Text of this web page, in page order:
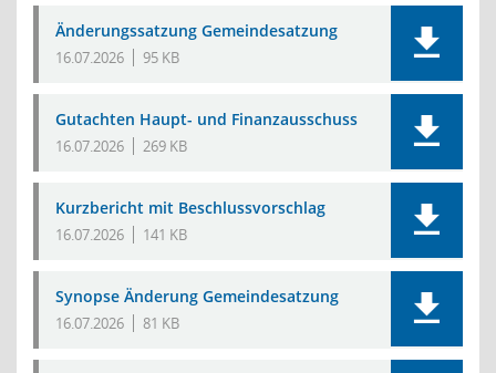
Änderungssatzung Gemeindesatzung
16.07.2026 95 KB
Gutachten Haupt- und Finanzausschuss
16.07.2026 269 KB
Kurzbericht mit Beschlussvorschlag
16.07.2026 141 KB
Synopse Änderung Gemeindesatzung
16.07.2026 81 KB